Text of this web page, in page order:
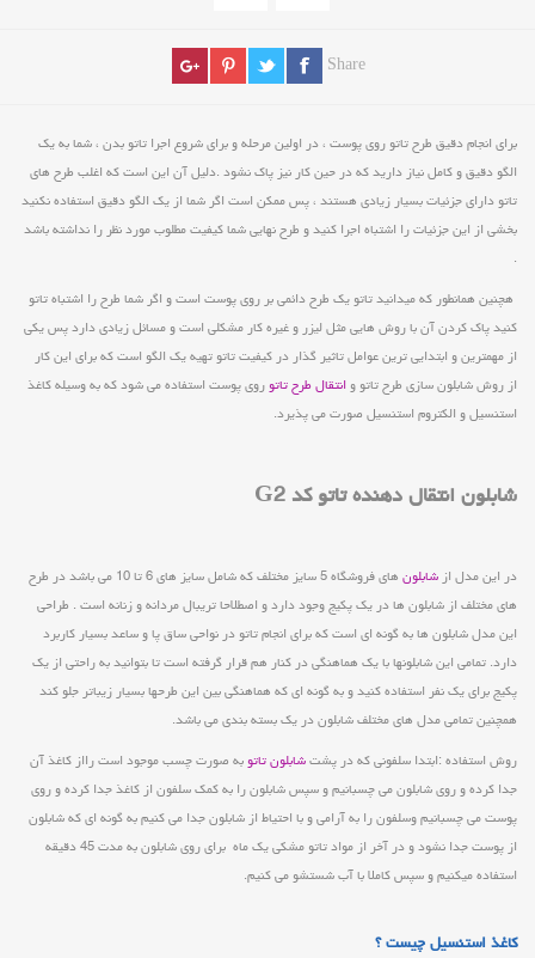
Share
برای انجام دقیق طرح تاتو روی پوست ، در اولین مرحله و برای شروع اجرا تاتو بدن ، شما به یک
الگو دقیق و کامل نیاز دارید که در حین کار نیز پاک نشود .دلیل آن این است که اغلب طرح های
تاتو دارای جزئیات بسیار زیادی هستند ، پس ممکن است اگر شما از یک الگو دقیق استفاده نکنید
بخشی از این جزئیات را اشتباه اجرا کنید و طرح نهایی شما کیفیت مطلوب مورد نظر را نداشته باشد
.
هچنین همانطور که میدانید تاتو یک طرح دائمی بر روی پوست است و اگر شما طرح را اشتباه تاتو
کنید پاک کردن آن با روش هایی مثل لیزر و غیره کار مشکلی است و مسائل زیادی دارد پس یکی
از مهمترین و ابتدایی ترین عوامل تاثیر گذار در کیفیت تاتو تهیه یک الگو است که برای این کار
از روش شابلون سازی طرح تاتو وانتقال طرح تاتوروی پوست استفاده می شود که به وسیله کاغذ
استنسیل و الکتروم استنسیل صورت می پذیرد.
شابلون انتقال دهنده تاتو کد G2
در این مدل از شابلون
های فروشگاه 5 سایز مختلف که شامل سایز های 6 تا 10 می باشد در طرح
های مختلف از شابلون ها در یک پکیج وجود دارد و اصطلاحا تریبال مردانه و زنانه است . طراحی
این مدل شابلون ها به گونه ای است که برای انجام تاتو در نواحی ساق پا و ساعد بسیار کاربرد
دارد. تمامی این شابلونها با یک هماهنگی در کنار هم قرار گرفته است تا بتوانید به راحتی از یک
پکیج برای یک نفر استفاده کنید و به گونه ای که هماهنگی بین این طرحها بسیار زیباتر جلو کند
همچنین تمامی مدل های مختلف شابلون در یک بسته بندی می باشد.
روش استفاده :ابتدا سلفونی که در پشتشابلون تاتوبه صورت چسب موجود است رااز کاغذ آن
جدا کرده و روی شابلون می چسبانیم و سپس شابلون را به کمک سلفون از کاغذ جدا کرده و روی
پوست می چسبانیم وسلفون را به آرامی و با احتیاط از شابلون جدا می کنیم به گونه ای که شابلون
از پوست جدا نشود و در آخر از مواد تاتو مشکی یک ماه برای روی شابلون به مدت 45 دقیقه
استفاده میکنیم و سپس کاملا با آب شستشو می کنیم.
کاغذ استنسیل چیست ؟